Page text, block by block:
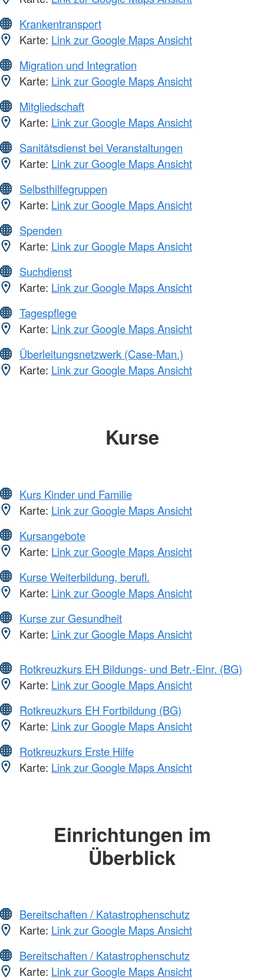
Krankentransport
Karte: Link zur Google Maps Ansicht
Migration und Integration
Karte: Link zur Google Maps Ansicht
Mitgliedschaft
Karte: Link zur Google Maps Ansicht
Sanitätsdienst bei Veranstaltungen
Karte: Link zur Google Maps Ansicht
Selbsthilfegruppen
Karte: Link zur Google Maps Ansicht
Spenden
Karte: Link zur Google Maps Ansicht
Suchdienst
Karte: Link zur Google Maps Ansicht
Tagespflege
Karte: Link zur Google Maps Ansicht
Überleitungsnetzwerk (Case-Man.)
Karte: Link zur Google Maps Ansicht
Kurse
Kurs Kinder und Familie
Karte: Link zur Google Maps Ansicht
Kursangebote
Karte: Link zur Google Maps Ansicht
Kurse Weiterbildung, berufl.
Karte: Link zur Google Maps Ansicht
Kurse zur Gesundheit
Karte: Link zur Google Maps Ansicht
Rotkreuzkurs EH Bildungs- und Betr.-Einr. (BG)
Karte: Link zur Google Maps Ansicht
Rotkreuzkurs EH Fortbildung (BG)
Karte: Link zur Google Maps Ansicht
Rotkreuzkurs Erste Hilfe
Karte: Link zur Google Maps Ansicht
Einrichtungen im
Überblick
Bereitschaften / Katastrophenschutz
Karte: Link zur Google Maps Ansicht
Bereitschaften / Katastrophenschutz
Karte: Link zur Google Maps Ansicht